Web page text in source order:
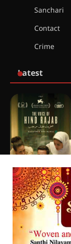
Sanchari
Contact
Crime
Latest